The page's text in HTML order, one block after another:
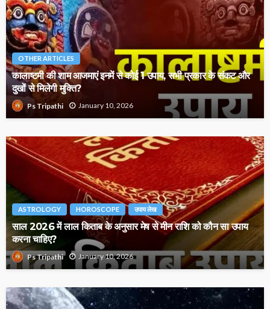
OTHER ARTICLES
कालाष्टमी की शाम आजमाएं इनमें से कोई 1 उपाय, सभी प्रकार के संकट और
दुखों से मिलेगी मुक्ति?
Ps Tripathi January 10, 2026
ASTROLOGY HOROSCOPE उपाय लेख
साल 2026 में लाल किताब के अनुसार मेष से मीन राशि को कौन सा उपाय
करना चाहिए?
Ps Tripathi January 10, 2026